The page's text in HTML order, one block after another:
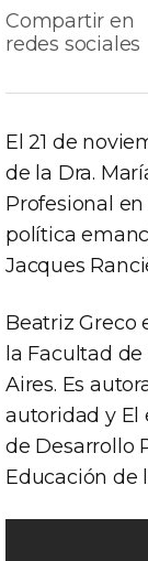
Compartir en
redes sociales
El 21 de
de la Dra.
Profesional
política
Jacques
Beatriz Greco
la Facultad
Aires. Es
autoridad y El
de Desarrollo
Educación de